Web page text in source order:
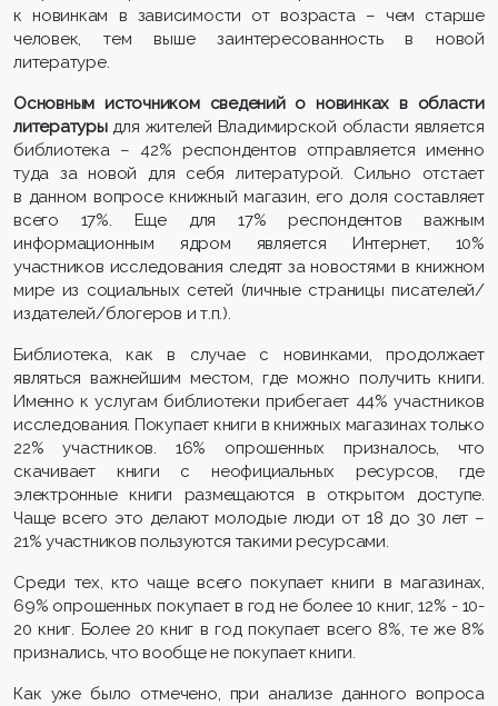
к новинкам в зависимости от возраста – чем старше
человек, тем выше заинтересованность в новой
литературе.
Основным источником сведений о новинках в области
литературы для жителей Владимирской области является
библиотека – 42% респондентов отправляется именно
туда за новой для себя литературой. Сильно отстает
в данном вопросе книжный магазин, его доля составляет
всего 17%. Еще для 17% респондентов важным
информационным ядром является Интернет, 10%
участников исследования следят за новостями в книжном
мире из социальных сетей (личные страницы писателей/
издателей/блогеров и т.п.).
Библиотека, как в случае с новинками, продолжает
являться важнейшим местом, где можно получить книги.
Именно к услугам библиотеки прибегает 44% участников
исследования. Покупает книги в книжных магазинах только
22% участников. 16% опрошенных призналось, что
скачивает книги с неофициальных ресурсов, где
электронные книги размещаются в открытом доступе.
Чаще всего это делают молодые люди от 18 до 30 лет –
21% участников пользуются такими ресурсами.
Среди тех, кто чаще всего покупает книги в магазинах,
69% опрошенных покупает в год не более 10 книг, 12% - 10-
20 книг. Более 20 книг в год покупает всего 8%, те же 8%
признались, что вообще не покупает книги.
Как уже было отмечено, при анализе данного вопроса